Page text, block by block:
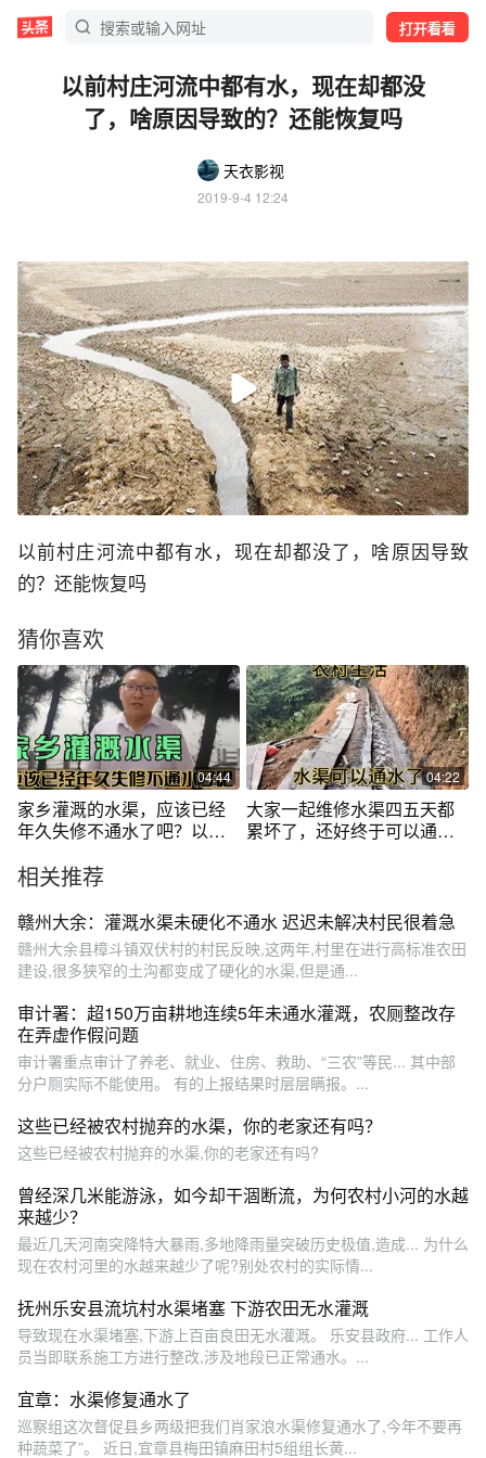
打开看看
以前村庄河流中都有水，现在却都没
了，啥原因导致的？还能恢复吗
天衣影视
2019-9-4 12:24
以前村庄河流中都有水，现在却都没了，啥原因导致
的？还能恢复吗
猜你喜欢
04:44
家乡灌溉的水渠，应该已经
年久失修不通水了吧？以前
04:22
大家一起维修水渠四五天都
累坏了，还好终于可以通水
相关推荐
赣州大余：灌溉水渠未硬化不通水 迟迟未解决村民很着急
赣州大余县樟斗镇双伏村的村民反映,这两年,村里在进行高标准农田
建设,很多狭窄的土沟都变成了硬化的水渠,但是通...
审计署：超150万亩耕地连续5年未通水灌溉，农厕整改存
在弄虚作假问题
审计署重点审计了养老、就业、住房、救助、“三农”等民... 其中部
分户厕实际不能使用。 有的上报结果时层层瞒报。...
这些已经被农村抛弃的水渠，你的老家还有吗？
这些已经被农村抛弃的水渠,你的老家还有吗?
曾经深几米能游泳，如今却干涸断流，为何农村小河的水越
来越少？
最近几天河南突降特大暴雨,多地降雨量突破历史极值,造成... 为什么
现在农村河里的水越来越少了呢?别处农村的实际情...
抚州乐安县流坑村水渠堵塞 下游农田无水灌溉
导致现在水渠堵塞,下游上百亩良田无水灌溉。 乐安县政府... 工作人
员当即联系施工方进行整改,涉及地段已正常通水。...
宜章：水渠修复通水了
巡察组这次督促县乡两级把我们肖家浪水渠修复通水了,今年不要再
种蔬菜了”。 近日,宜章县梅田镇麻田村5组组长黄...